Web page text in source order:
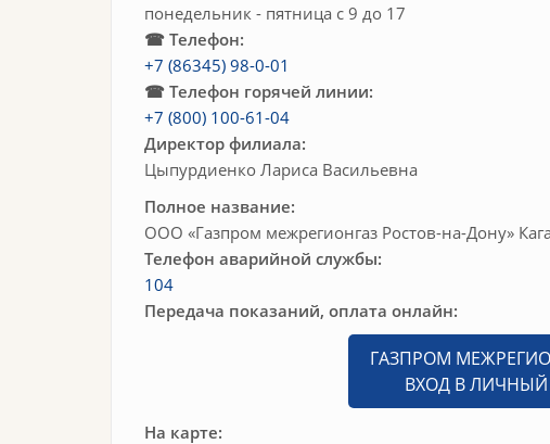
понедельник - пятница с 9 до 17
☎ Телефон:
+7 (86345) 98-0-01
☎ Телефон горячей линии:
+7 (800) 100-61-04
Директор филиала:
Цыпурдиенко Лариса Васильевна
Полное название:
ООО «Газпром межрегионгаз Ростов-на-Дону»
Телефон аварийной службы:
104
Передача показаний, оплата онлайн:
ГАЗПРОМ
ВХОД В ЛИЧНЫЙ
На карте: